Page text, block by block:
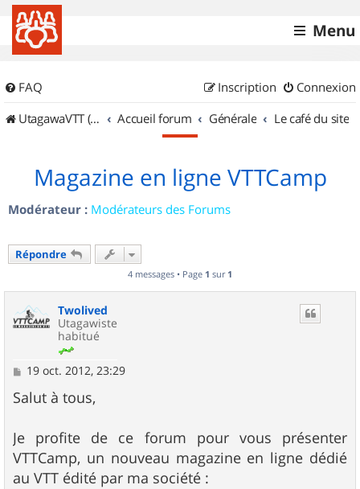
Menu
FAQ Connexion
Inscription
UtagawaVTT (Randos VTT et VTTAE avec traces GPS)
Accueil forum Générale Le café du site
Magazine en ligne VTTCamp
Modérateur : Modérateurs des Forums
Répondre
4 messages • Page 1 sur 1
Twolived
Utagawiste
habitué
M
s
s
g
e
19 oct. 2012, 23:29
Salut à tous,
Je profite de ce forum pour vous présenter
VTTCamp, un nouveau magazine en ligne dédié
au VTT édité par ma société :